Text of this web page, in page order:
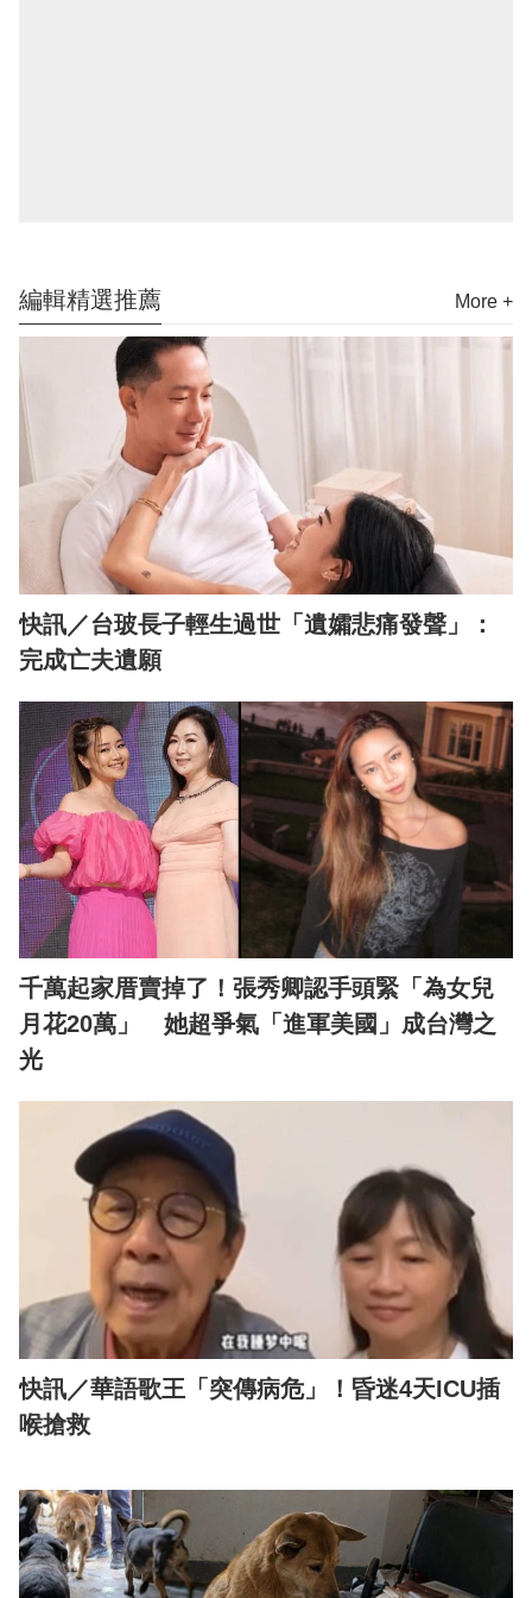
編輯精選推薦 More +
快訊／台玻長子輕生過世「遺孀悲痛發聲」：
完成亡夫遺願
千萬起家厝賣掉了！張秀卿認手頭緊「為女兒
月花20萬」 她超爭氣「進軍美國」成台灣之
光
快訊／華語歌王「突傳病危」！昏迷4天ICU插
喉搶救